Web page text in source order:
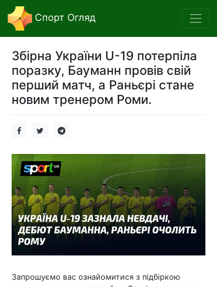
Спорт Огляд
Збірна України U-19 потерпіла
поразку, Бауманн провів свій
перший матч, а Раньєрі стане
новим тренером Роми.
Запрошуємо вас ознайомитися з підбіркою